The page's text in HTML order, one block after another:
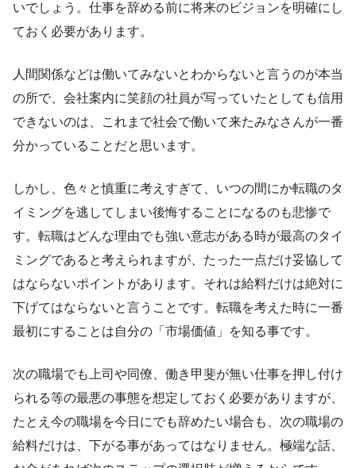
いでしょう。仕事を辞める前に将来のビジョンを明確にし
ておく必要があります。
人間関係などは働いてみないとわからないと言うのが本当
の所で、会社案内に笑顔の社員が写っていたとしても信用
できないのは、これまで社会で働いて来たみなさんが一番
分かっていることだと思います。
しかし、色々と慎重に考えすぎて、いつの間にか転職のタ
イミングを逃してしまい後悔することになるのも悲惨で
す。転職はどんな理由でも強い意志がある時が最高のタイ
ミングであると考えられますが、たった一点だけ妥協して
はならないポイントがあります。それは給料だけは絶対に
下げてはならないと言うことです。転職を考えた時に一番
最初にすることは自分の「市場価値」を知る事です。
次の職場でも上司や同僚、働き甲斐が無い仕事を押し付け
られる等の最悪の事態を想定しておく必要がありますが、
たとえ今の職場を今日にでも辞めたい場合も、次の職場の
給料だけは、下がる事があってはなりません。極端な話、